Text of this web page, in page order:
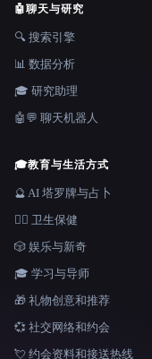
🤖聊天与研究
🔍 搜索引擎
📊 数据分析
🎓 研究助理
🤖💬 聊天机器人
🎓教育与生活方式
🔮 AI 塔罗牌与占卜
👩‍⚕️ 卫生保健
🎲 娱乐与新奇
🎓 学习与导师
🎁 礼物创意和推荐
💞 社交网络和约会
💘 约会资料和接送热线